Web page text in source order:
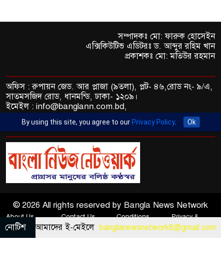
হাসিনার পরিবারের সবাই ও
দেশের বাইরে, কে কোথায়
জনগণের দাবি পৌঁছে দিতেই
সচিবালয়ের সামনে এসেছি: জামায়াত
আমির
শিকলমুক্ত গণতান্ত্রিক প্রতিষ্ঠান গড়তে
সরকার দৃঢ়প্রতিজ্ঞ: তথ্যমন্ত্রী
পেটের অসুখ বয়ে আনে
ইসির কাছে রাষ্ট্রপতি নির্বাচনের
সম্পাদকঃ মো: ফারুক হোসেইন
এক্সিকিউটিভ এডিটরঃ ড. আব্দুর রহিম খান
প্রকাশকঃ মো: মতিউর রহমান
অফিস : রুপায়ন জেড. আর প্লাজা (৯তলা), প্লট- ৪৬,রোড নং- ৯/এ,
সাতমসজিদ রোড, ধানমন্ডি, ঢাকা- ১২০৯।
ইমেইল : info@banglann.com.bd,
banglanewsnetwork@gmail.com
মোবাইল : +৮৮ ০২ ২২২২৪৬৯১৮, ০২২২২২৪৬৪৪৯
© 2026 All rights reserved by Bangla News Network
About Us Contact Us Conditions
Privacy &
Policy
নোটিশআমাদের ই-মেইলে banglanewsnetwork8@gmail.com
By using this site, you agree to our Privacy Policy. Ok